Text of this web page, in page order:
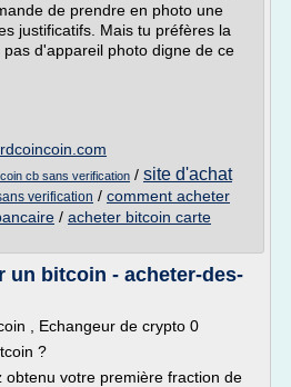
de prendre en photo une
justificatifs. Mais tu préfères la
d'appareil photo digne de ce
cb sans verification / site d'achat
verification / comment acheter
/ acheter bitcoin carte
un bitcoin - acheter-des-
, Echangeur de crypto 0
?
obtenu votre première fraction de